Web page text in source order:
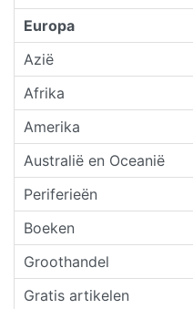
Europa
Azië
Afrika
Amerika
Australië en Oceanië
Periferieën
Boeken
Groothandel
Gratis artikelen